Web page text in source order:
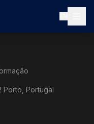
Porto, Portugal